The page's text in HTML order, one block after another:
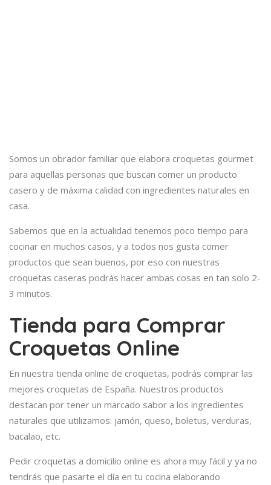
Somos un obrador familiar que elabora croquetas gourmet
para aquellas personas que buscan comer un producto
casero y de máxima calidad con ingredientes naturales en
casa.
Sabemos que en la actualidad tenemos poco tiempo para
cocinar en muchos casos, y a todos nos gusta comer
productos que sean buenos, por eso con nuestras
croquetas caseras podrás hacer ambas cosas en tan solo 2-
3 minutos.
Tienda para Comprar
Croquetas Online
En nuestra tienda online de croquetas, podrás comprar las
mejores croquetas de España. Nuestros productos
destacan por tener un marcado sabor a los ingredientes
naturales que utilizamos: jamón, queso, boletus, verduras,
bacalao, etc.
Pedir croquetas a domicilio online es ahora muy fácil y ya no
tendrás que pasarte el día en tu cocina elaborando